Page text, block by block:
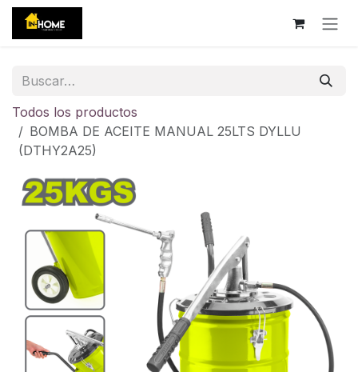
Ir al contenido
Todos los productos
BOMBA DE ACEITE MANUAL 25LTS DYLLU
(DTHY2A25)